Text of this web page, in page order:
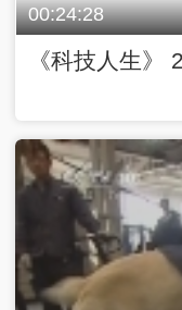
00:24:28
《科技人生》